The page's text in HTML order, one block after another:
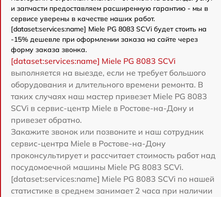
и запчасти предоставляем расширенную гарантию - мы в
сервисе уверены в качестве наших работ.
[dataset:services:name] Miele PG 8083 SCVi будет стоить на
-15% дешевле при оформлении заказа на сайте через
форму заказа звонка.
[dataset:services:name] Miele PG 8083 SCVi
выполняется на выезде, если не требует большого
оборудования и длительного времени ремонта. В
таких случаях наш мастер привезет Miele PG 8083
SCVi в сервис-центр Miele в Ростове-на-Дону и
привезет обратно.
Закажите звонок или позвоните и наш сотрудник
сервис-центра Miele в Ростове-на-Дону
проконсультирует и рассчитает стоимость работ над
посудомоечной машины Miele PG 8083 SCVi.
[dataset:services:name] Miele PG 8083 SCVi по нашей
статистике в среднем занимает 2 часа при наличии